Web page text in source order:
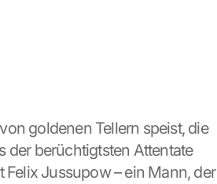
goldenen Tellern speist, die
der berüchtigtsten Attentate
Felix Jussupow – ein Mann, der